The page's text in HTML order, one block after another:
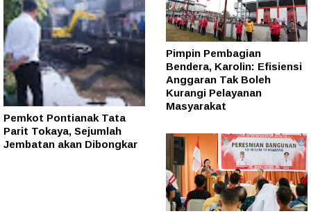
Pemkot Pontianak Tata
Parit Tokaya, Sejumlah
Jembatan akan Dibongkar
Pimpin Pembagian
Bendera, Karolin: Efisiensi
Anggaran Tak Boleh
Kurangi Pelayanan
Masyarakat